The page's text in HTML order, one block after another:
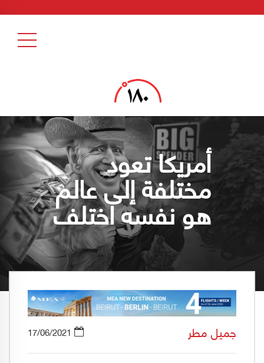
أمريكا تعود
مختلفة إلى عالم
هو نفسه اختلف
جميل مطر 17/06/2021